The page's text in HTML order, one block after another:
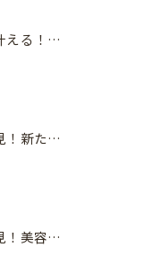
美容室で夢を叶える！自分を磨く新たなチャンス
美容師志望必見！新たな価値を創造する美容室でハイレベルな技術を学べる環境
美容師志望必見！美容室NEWSTANDARDで最高のスキルアップを目指そう！